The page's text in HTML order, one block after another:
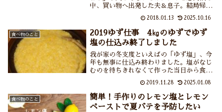
中、買い物へ出発した夫＆息子。結局帰っ
何が彼らをそこまで突き動かすのか？そも
そもちくわぶとはどんな食べ物なのでしょ
う？ちくわぶは関西では無名？おかげでい
ろいろと知ることができました。
2018.01.13 2025.10.16
食べ物のこと
2019ゆず仕事 4㎏のゆずでゆず
塩の仕込み終了しました
我が家の冬支度といえばの「ゆず塩」、今
年も無事に仕込み終わりました。塩がなじ
むのを待ちきれなくて作った当日から食べ
量の4㎏のゆずでゆず塩を作りました。ゆ
ず塩作りが終わると本格的な冬＆年末が来
たなぁって感じます。
2019.11.28 2025.01.08
食べ物のこと
簡単！手作りのレモン塩とレモン
ペーストで夏バテを予防したい